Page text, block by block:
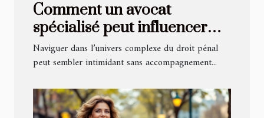
Comment un avocat
spécialisé peut influencer
l'issue de votre procès pénal
?
Naviguer dans l’univers complexe du droit pénal
peut sembler intimidant sans accompagnement...